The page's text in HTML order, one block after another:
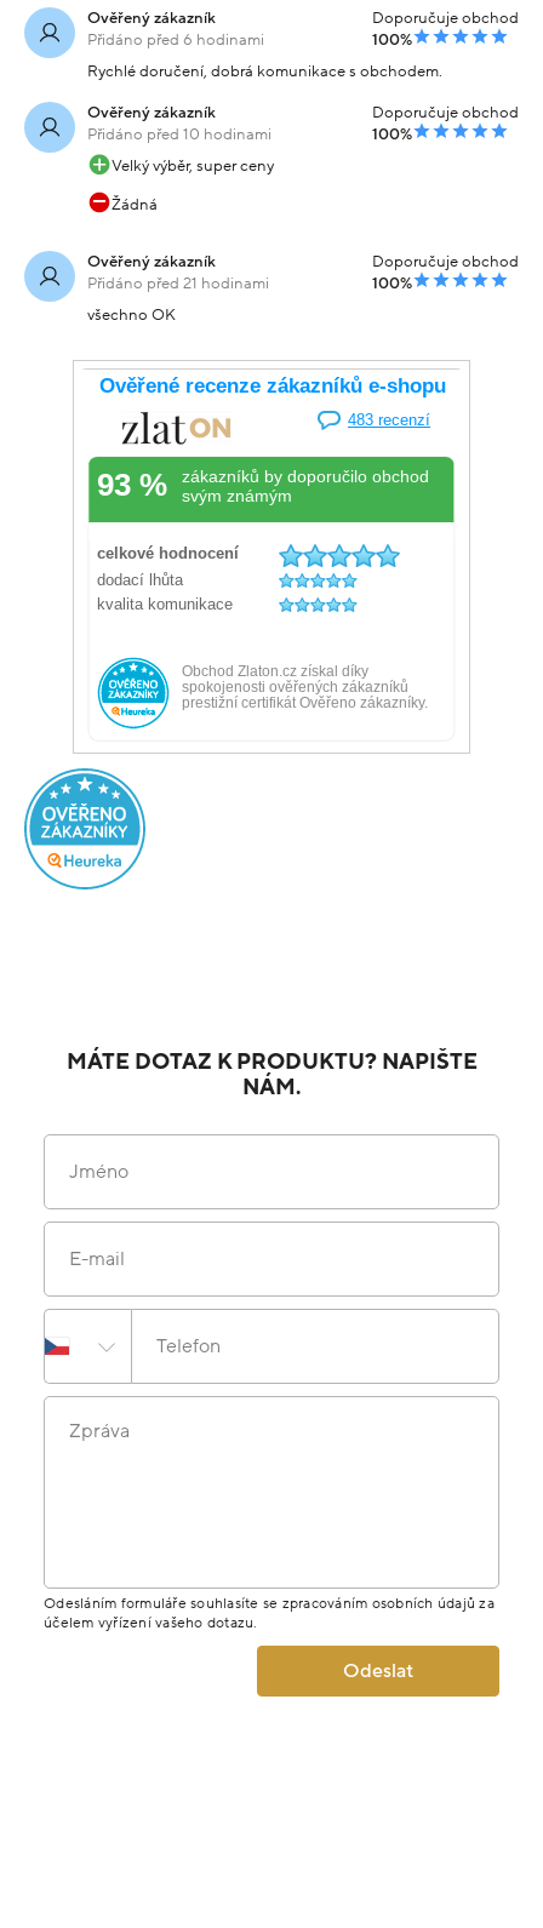
Ověřený zákazník
Přidáno před 6 hodinami
Doporučuje obchod
100%
Rychlé doručení, dobrá komunikace s obchodem.
Ověřený zákazník
Přidáno před 10 hodinami
Doporučuje obchod
100%
Velký výběr, super ceny
Žádná
Ověřený zákazník
Přidáno před 21 hodinami
Doporučuje obchod
100%
všechno OK
MÁTE DOTAZ K PRODUKTU? NAPIŠTE
NÁM.
Jméno
E-mail
Telefon
Zpráva
Odesláním formuláře souhlasíte se zpracováním osobních údajů za
účelem vyřízení vašeho dotazu.
Odeslat